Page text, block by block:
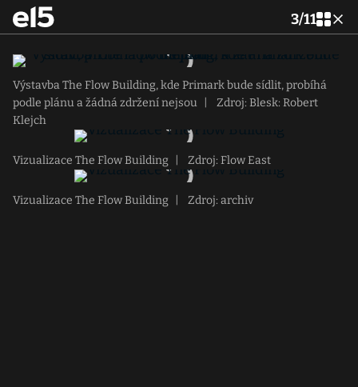
3/11
Výstavba The Flow Building, kde Primark bude sídlit, probíhá
podle plánu a žádná zdržení nejsou
Zdroj: Blesk: Robert
Klejch
Vizualizace The Flow Building Zdroj: Flow East
Vizualizace The Flow Building Zdroj: archiv